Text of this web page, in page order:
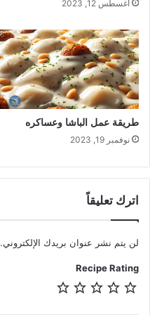
أغسطس 12, 2023
طريقة عمل الباشا وعساكره
نوفمبر 19, 2023
اترك تعليقاً
لن يتم نشر عنوان بريدك الإلكتروني.
Recipe Rating